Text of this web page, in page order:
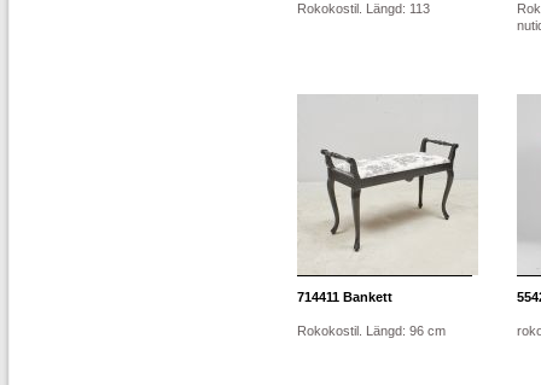
Rokokostil. Längd: 113
714411 Bankett
Rokokostil. Längd: 96 cm